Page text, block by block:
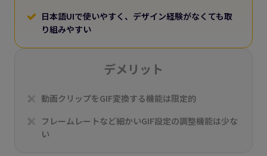
日本語UIで使いやすく、デザイン経験がなくても取
り組みやすい
デメリット
動画クリップをGIF変換する機能は限定的
フレームレートなど細かいGIF設定の調整機能は少な
い